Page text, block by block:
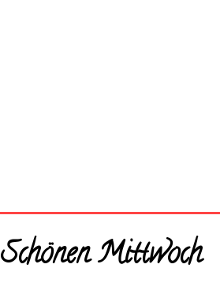
Schönen Mittwoch